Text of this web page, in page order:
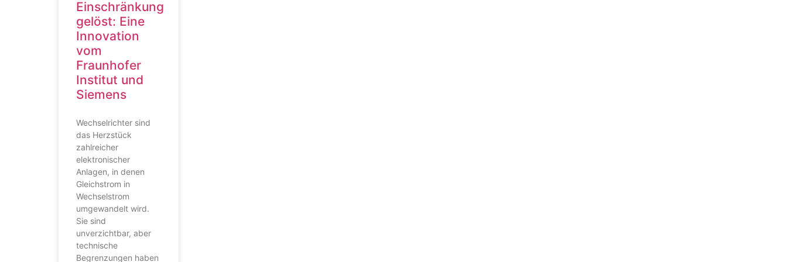
Einschränkung
gelöst: Eine
Innovation
vom
Fraunhofer
Institut und
Siemens
Wechselrichter sind
das Herzstück
zahlreicher
elektronischer
Anlagen, in denen
Gleichstrom in
Wechselstrom
umgewandelt wird.
Sie sind
unverzichtbar, aber
technische
Begrenzungen haben